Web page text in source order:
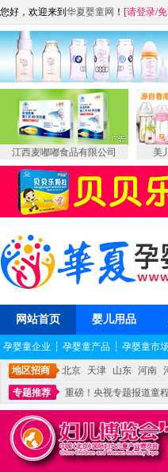
您好，欢迎来到 华夏婴童网 ！ [请登录/
江西麦嘟嘟食品有限公司 美
网站首页 婴儿用品
孕婴童企业 ┆ 孕婴童产品 ┆ 孕婴童市
地区招商 北京 天津 山东 河南
专题推荐
重磅！央视专题报道童
不能再单纯地销售产品,而要向增强服